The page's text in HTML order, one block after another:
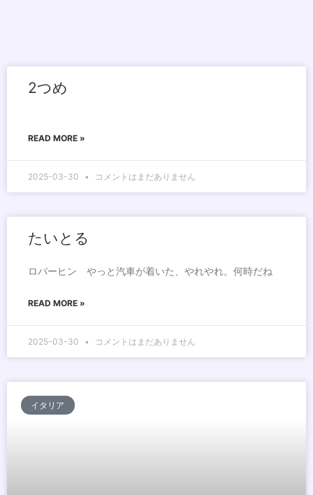
2つめ
READ MORE »
2025-03-30 コメントはまだありません
たいとる
ロパーヒン やっと汽車が着いた、やれやれ。何時だね
READ MORE »
2025-03-30 コメントはまだありません
イタリア